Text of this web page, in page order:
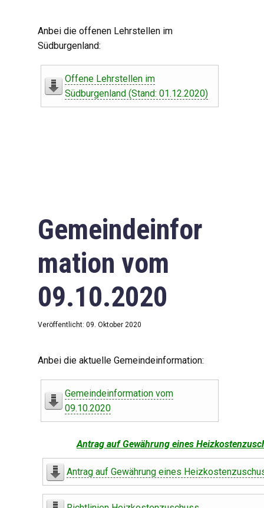
Anbei die offenen Lehrstellen im
Südburgenland:
Offene Lehrstellen im
Südburgenland (Stand: 01.12.2020)
Gemeindeinfor
mation vom
09.10.2020
Veröffentlicht: 09. Oktober 2020
Anbei die aktuelle Gemeindeinformation:
Gemeindeinformation vom
09.10.2020
Antrag auf Gewährung eines
Antrag auf Gewährung eines